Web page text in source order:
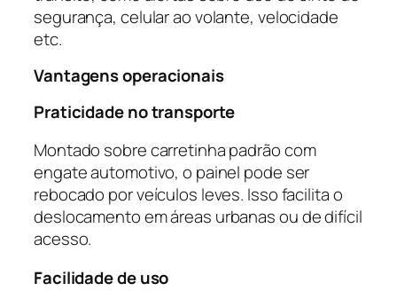
segurança, celular ao volante, velocidade
etc.
Vantagens operacionais
Praticidade no transporte
Montado sobre carretinha padrão com
engate automotivo, o painel pode ser
rebocado por veículos leves. Isso facilita o
deslocamento em áreas urbanas ou de difícil
acesso.
Facilidade de uso